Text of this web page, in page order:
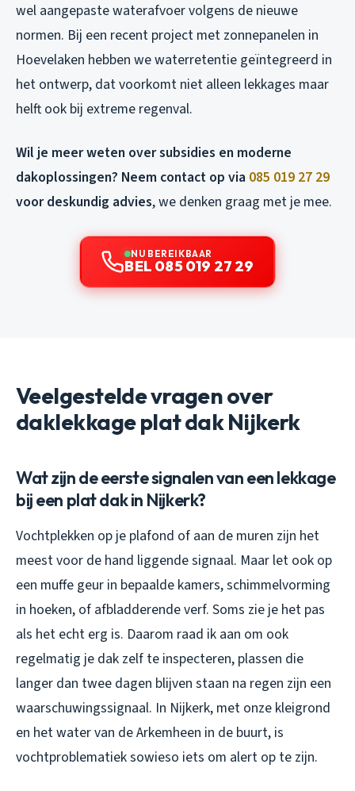
wel aangepaste waterafvoer volgens de nieuwe
normen. Bij een recent project met zonnepanelen in
Hoevelaken hebben we waterretentie geïntegreerd in
het ontwerp, dat voorkomt niet alleen lekkages maar
helft ook bij extreme regenval.
Wil je meer weten over subsidies en moderne
dakoplossingen? Neem contact op via 085 019 27 29
voor deskundig advies, we denken graag met je mee.
NU BEREIKBAAR
BEL 085 019 27 29
Veelgestelde vragen over
daklekkage plat dak Nijkerk
Wat zijn de eerste signalen van een lekkage
bij een plat dak in Nijkerk?
Vochtplekken op je plafond of aan de muren zijn het
meest voor de hand liggende signaal. Maar let ook op
een muffe geur in bepaalde kamers, schimmelvorming
in hoeken, of afbladderende verf. Soms zie je het pas
als het echt erg is. Daarom raad ik aan om ook
regelmatig je dak zelf te inspecteren, plassen die
langer dan twee dagen blijven staan na regen zijn een
waarschuwingssignaal. In Nijkerk, met onze kleigrond
en het water van de Arkemheen in de buurt, is
vochtproblematiek sowieso iets om alert op te zijn.